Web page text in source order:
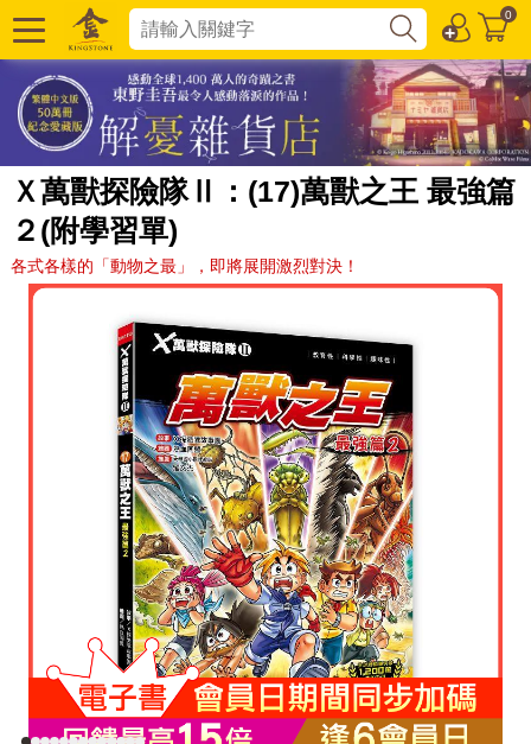
0
Ｘ萬獸探險隊Ⅱ：(17)萬獸之王 最強篇
２(附學習單)
各式各樣的「動物之最」，即將展開激烈對決！